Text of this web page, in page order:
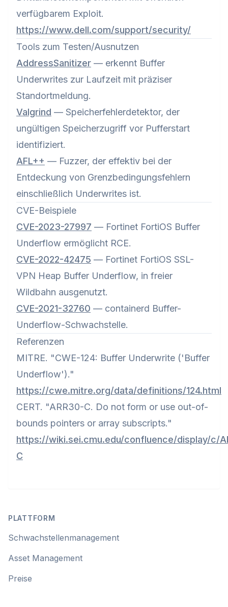
verfügbarem Exploit.
https://www.dell.com/support/security/
Tools zum Testen/Ausnutzen
AddressSanitizer — erkennt Buffer
Underwrites zur Laufzeit mit präziser
Standortmeldung.
Valgrind — Speicherfehlerdetektor, der
ungültigen Speicherzugriff vor Pufferstart
identifiziert.
AFL++ — Fuzzer, der effektiv bei der
Entdeckung von Grenzbedingungsfehlern
einschließlich Underwrites ist.
CVE-Beispiele
CVE-2023-27997 — Fortinet FortiOS Buffer
Underflow ermöglicht RCE.
CVE-2022-42475 — Fortinet FortiOS SSL-
VPN Heap Buffer Underflow, in freier
Wildbahn ausgenutzt.
CVE-2021-32760 — containerd Buffer-
Underflow-Schwachstelle.
Referenzen
MITRE. "CWE-124: Buffer Underwrite ('Buffer
Underflow')."
https://cwe.mitre.org/data/definitions/124.html
CERT. "ARR30-C. Do not form or use out-of-
bounds pointers or array subscripts."
https://wiki.sei.cmu.edu/confluence/display/c/
C
PLATTFORM
Schwachstellenmanagement
Asset Management
Preise